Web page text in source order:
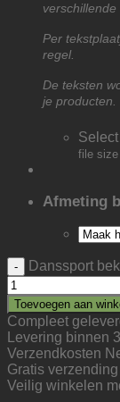
verschillende
Per
regel.
De teksten
je producten.
file
Afmeting
Danssport
Toevoegen aan
Compleet
Levering binnen
Verzendkosten
Gratis
Veilig winkelen